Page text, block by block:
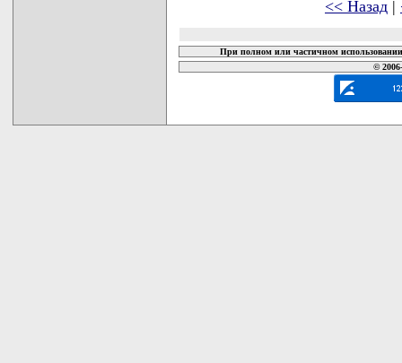
<< Назад |
При полном или частичном
©